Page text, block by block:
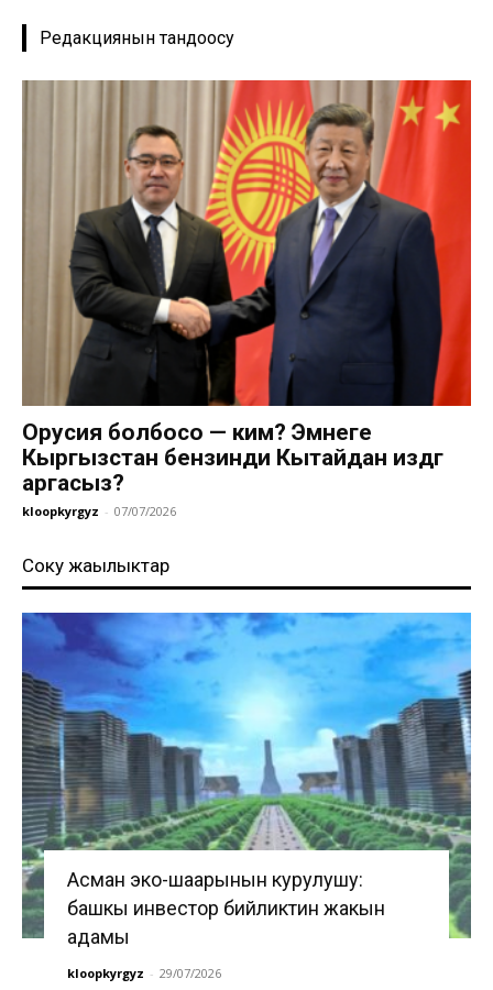
Редакциянын тандоосу
Орусия болбосо — ким? Эмнеге
Кыргызстан бензинди Кытайдан издөөгө
аргасыз?
kloopkyrgyz - 07/07/2026
Соңку жаңылыктар
Асман эко-шаарынын курулушу:
башкы инвестор бийликтин жакын
адамы
kloopkyrgyz - 29/07/2026